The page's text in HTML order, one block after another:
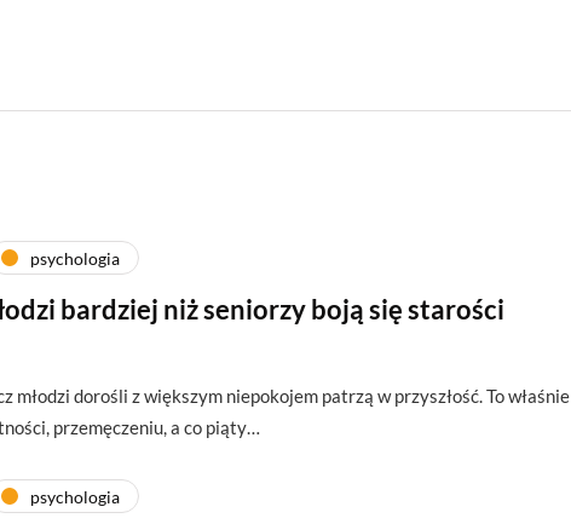
psychologia
bardziej niż seniorzy boją się starości
młodzi dorośli z większym niepokojem patrzą w przyszłość. To właśnie
przemęczeniu, a co piąty…
psychologia